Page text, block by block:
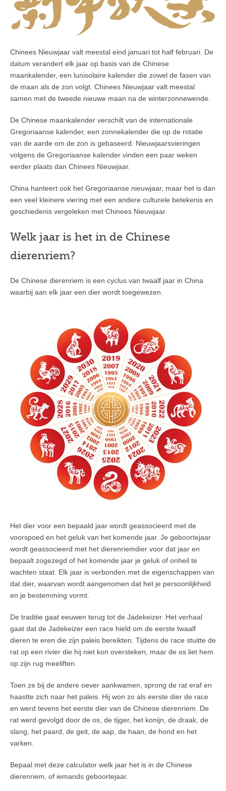
Chinees Nieuwjaar valt meestal eind januari tot half februari. De
datum verandert elk jaar op basis van de Chinese
maankalender, een lunisolaire kalender die zowel de fasen van
de maan als de zon volgt. Chinees Nieuwjaar valt meestal
samen met de tweede nieuwe maan na de winterzonnewende.
De Chinese maankalender verschilt van de internationale
Gregoriaanse kalender, een zonnekalender die op de rotatie
van de aarde om de zon is gebaseerd. Nieuwjaarsvieringen
volgens de Gregoriaanse kalender vinden een paar weken
eerder plaats dan Chinees Nieuwjaar.
China hanteert ook het Gregoriaanse nieuwjaar, maar het is dan
een veel kleinere viering met een andere culturele betekenis en
geschiedenis vergeleken met Chinees Nieuwjaar.
Welk jaar is het in de Chinese
dierenriem?
De Chinese dierenriem is een cyclus van twaalf jaar in China
waarbij aan elk jaar een dier wordt toegewezen.
Het dier voor een bepaald jaar wordt geassocieerd met de
voorspoed en het geluk van het komende jaar. Je geboortejaar
wordt geassocieerd met het dierenriemdier voor dat jaar en
bepaalt zogezegd of het komende jaar je geluk of onheil te
wachten staat. Elk jaar is verbonden met de eigenschappen van
dat dier, waarvan wordt aangenomen dat het je persoonlijkheid
en je bestemming vormt.
De traditie gaat eeuwen terug tot de Jadekeizer. Het verhaal
gaat dat de Jadekeizer een race hield om de eerste twaalf
dieren te eren die zijn paleis bereikten. Tijdens de race stuitte de
rat op een rivier die hij niet kon oversteken, maar de os liet hem
op zijn rug meeliften.
Toen ze bij de andere oever aankwamen, sprong de rat eraf en
haastte zich naar het paleis. Hij won zo als eerste dier de race
en werd tevens het eerste dier van de Chinese dierenriem. De
rat werd gevolgd door de os, de tijger, het konijn, de draak, de
slang, het paard, de geit, de aap, de haan, de hond en het
varken.
Bepaal met deze calculator welk jaar het is in de Chinese
dierenriem, of iemands geboortejaar.